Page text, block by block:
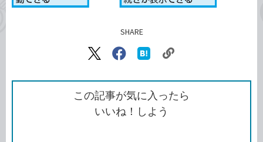
SHARE
X（旧
で
シ
ェ
ア
Facebook
シ
ェ
ア
な
ブ
ッ
ク
ク
を
コ
この記事が気に入ったら
いいね！しよう